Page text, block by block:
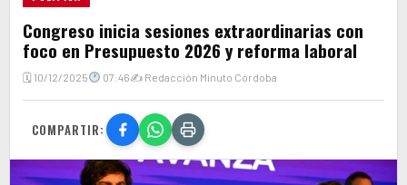
Congreso inicia sesiones extraordinarias con
foco en Presupuesto 2026 y reforma laboral
🗓 10/12/2025 07:46✍ Redacción Minuto Córdoba
COMPARTIR: